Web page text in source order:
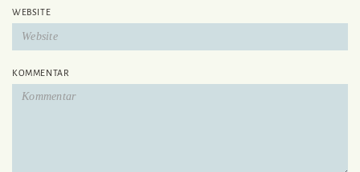
WEBSITE
KOMMENTAR